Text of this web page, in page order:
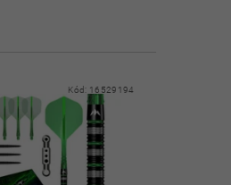
Kód: 16529194